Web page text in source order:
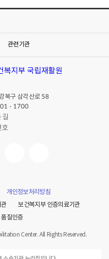
관련기관
북구 삼각산로 58
- 1700
길
호
개인정보처리방침
보건복지부 인증의료기관
질인증
Center. All Rights Reserved.